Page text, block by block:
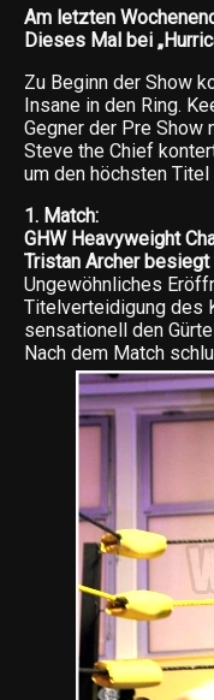
Am letzten
Dieses Mal bei
Zu Beginn der Show
Insane in den Ring.
Gegner der Pre Show
Steve the Chief
um den höchsten
1. Match:
GHW Heavyweight
Tristan Archer
Ungewöhnliches
Titelverteidigung des
sensationell den
Nach dem Match